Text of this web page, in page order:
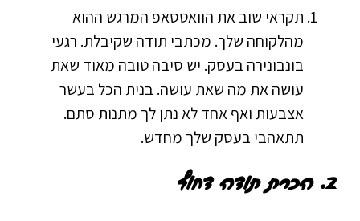
תקראי שוב את הוואטסאפ המרגש ההוא
מהלקוחה שלך. מכתבי תודה שקיבלת. רגעי
בונבונירה בעסק. יש סיבה טובה מאוד שאת
עושה את מה שאת עושה. בנית הכל בעשר
אצבעות ואף אחד לא נתן לך מתנות סתם.
תתאהבי בעסק שלך מחדש.
2. הכרת תודה דחוף